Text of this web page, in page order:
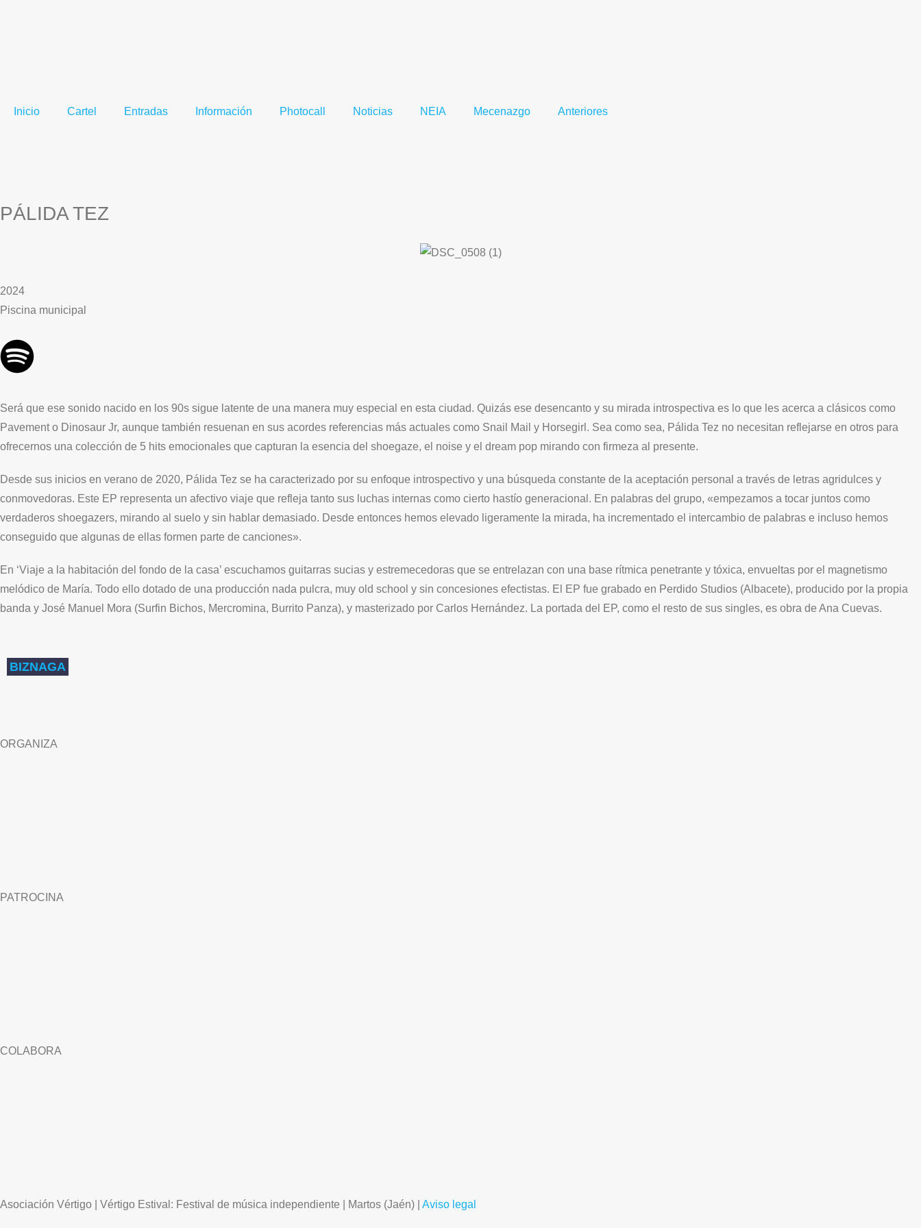
Inicio Cartel Entradas Información Photocall Noticias NEIA Mecenazgo Anteriores
PÁLIDA TEZ
2024
Piscina municipal
Será que ese sonido nacido en los 90s sigue latente de una manera muy especial en esta ciudad. Quizás ese desencanto y su mirada introspectiva es lo que les acerca a clásicos como
Pavement o Dinosaur Jr, aunque también resuenan en sus acordes referencias más actuales como Snail Mail y Horsegirl. Sea como sea, Pálida Tez no necesitan reflejarse en otros para
ofrecernos una colección de 5 hits emocionales que capturan la esencia del shoegaze, el noise y el dream pop mirando con firmeza al presente.
Desde sus inicios en verano de 2020, Pálida Tez se ha caracterizado por su enfoque introspectivo y una búsqueda constante de la aceptación personal a través de letras agridulces y
conmovedoras. Este EP representa un afectivo viaje que refleja tanto sus luchas internas como cierto hastío generacional. En palabras del grupo, «empezamos a tocar juntos como
verdaderos shoegazers, mirando al suelo y sin hablar demasiado. Desde entonces hemos elevado ligeramente la mirada, ha incrementado el intercambio de palabras e incluso hemos
conseguido que algunas de ellas formen parte de canciones».
En ‘Viaje a la habitación del fondo de la casa’ escuchamos guitarras sucias y estremecedoras que se entrelazan con una base rítmica penetrante y tóxica, envueltas por el magnetismo
melódico de María. Todo ello dotado de una producción nada pulcra, muy old school y sin concesiones efectistas. El EP fue grabado en Perdido Studios (Albacete), producido por la propia
banda y José Manuel Mora (Surfin Bichos, Mercromina, Burrito Panza), y masterizado por Carlos Hernández. La portada del EP, como el resto de sus singles, es obra de Ana Cuevas.
BIZNAGA
ORGANIZA
PATROCINA
COLABORA
Asociación Vértigo | Vértigo Estival: Festival de música independiente | Martos (Jaén)​ | Aviso legal